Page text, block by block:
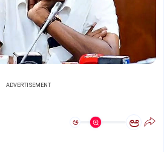
ADVERTISEMENT
ಅ ಅ